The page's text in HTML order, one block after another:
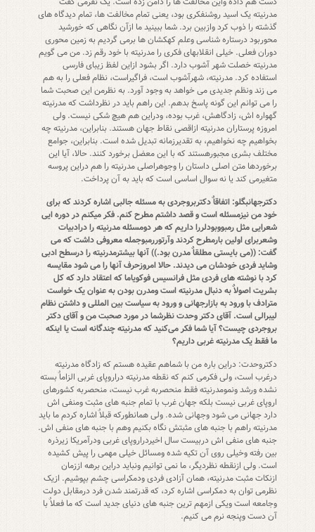
مدرنیته یک اسید روشنفکری بود، یعنی تمام مخالفت ها، تمام دیدگاه های
گذشته را ذوب کرد وازبین برد. شما ببینید ما ازآن نگاهی که خورشید
محوربود درستاره شناسی وعلم کهکشان ها برمی گردیم به زمین محوری
دوران فعلی. خیلی انقلابهای فکری را مدرنیته با خود رقم زد. من می گویم
مدرنیته خصلت شهر آشوب دارد. اگر بشود ازاین لفظ زیبای فارسی
استفاده کرد. مدرنیته، شهرآشوب است، فراگیراست، نظام فعلی را به هم
می زند ونظم جدیدی می خواهد به وجود آورد. به نظرمن این صحبت شما
را می توانم این گونه پاسخ بدهم. این راهم باید در نظرداشت که مدرنیته
گهواره اش، زادگاهش، غرب بوده، ودراین هم هیچ شکی نیست. ولی
امروزه پرستاران مدرنیته ازاقصی نقاط جهان هستند. بنابراین، مدرنیته چه
بخواهیم چه نخواهیم، به تقدیرزمانه تبدیل شده است. بنابراین، جوامع
مختلف بشری مجبورهستند که با این معضل برخورد کنند. حالا، آیا این
برخوردها متن اصلی داستان را وجوهراصلی مدرنیته را هم دراین پروسه
متغیرمی کند یا نه سوال اساسی است که باید به آن پرداخت.
دکترجهانبگلو: اتفاقاٌ دکتربروجردی به مسئله جالبی اشاره کردند که برای
خود من نیزمسئله است و قصد داشتم مطرح کنم. فکر میکنم در دوره ایی
شعرایی مثل رمبووبودلررا داریم که هر دومسئله مدرنیته را درادبیات
وشعربرای اولین بارمطرح کردند وآرتوررمبوجمله معروفی داشت که می
گفت: ((می بایستی مطلقاٌ مدرن بود.)) آنها بیشترمدرنیته را درسطح ادبی
وشاید فردی خودشان می دیدند. حالا امروزحرف آنها را می شود مقایسه
کرد با نوشته های فردی مثل فرانسیس فوکویاما که اعتقاد دارد که کل
بشریت اصولاٌ به دنبال مدرنیته است ومدرن بودن به عنوان یک خواست
مترادف با ورود به بازارجهانی و ورود به سیاست بین المللی و داشتن نظام
لیبرالی است. آقای دکتر وحدت نظرشما در مورد صحبت من و آقای دکتر
بروجردی چیست؟ آیا شما فکر می‌کنید که مدرنیته چندگانه است یا اینکه
ما فقط یک مدرنیته غربی داریم؟
دکتروحدت: دراین باره من با شماهم عقیده هستم که زادگاه مدرنیته
درغرب است، ولی فکرمی کنم که نقطه مدرنیته دراروپای غربی الزاماٌ بسته
نشده ورشد ونمومدرنیته فقط منحصربه غرب نیست، منحصربه کشورهای
اروپای غربی نیست بلکه جهان غرب با تمام جنبه های مثبت ومنفی اش
دارد جهانی می شود وجهانی شده. ولی همانطورکه قبلاٌ اشاره کردم ما باید
مدرنیته راهم با جنبه های مثبتش نگاه بکنیم وهم با جنبه های منفی اش.
جنبه های منفی اش دربیست سال اخیردراروپای غربی ودرآمریکا زیرذره
بین رفته وخیلی روی آن تکیه شده ومسائل خیلی مهمی را پیش کشیده
است. ولی ازنقطه نظردیگر، ما نمی توانیم ونباید دراین برهه اززمان
ازنکات مثبت مدرنیته، همان آزادی فردی ودمکراسی چشم بپوشیم. ازیک
نظرمی توان به دمکراسی اشاره کرد، که قدرتمند شدن فرد درمقابل دولت
وجامعه است ویکی ازمهم ترین جنبه های دنیای جدید است که ما فعلاٌ با
آن دست وپنجه نرم می کنیم.